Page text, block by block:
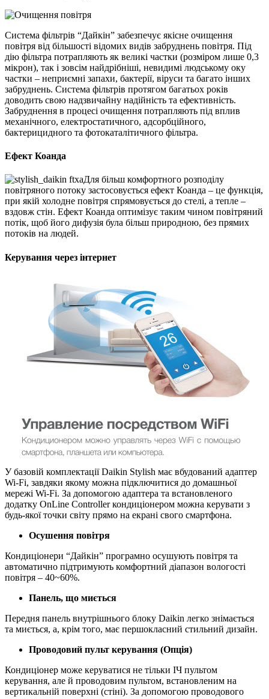
Система фільтрів “Дайкін” забезпечує якісне очищення
повітря від більшості відомих видів забруднень повітря. Під
дію фільтра потрапляють як великі частки (розміром лише 0,3
мікрон), так і зовсім найдрібніші, невидимі людському оку
частки – неприємні запахи, бактерії, віруси та багато інших
забруднень. Система фільтрів протягом багатьох років
доводить свою надзвичайну надійність та ефективність.
Забруднення в процесі очищення потрапляють під вплив
механічного, електростатичного, адсорбційного,
бактерицидного та фотокаталітичного фільтра.
Ефект Коанда
Для більш комфортного розподілу
повітряного потоку застосовується ефект Коанда – це функція,
при якій холодне повітря спрямовується до стелі, а тепле –
вздовж стін. Ефект Коанда оптимізує таким чином повітряний
потік, щоб його дифузія була більш природною, без прямих
потоків на людей.
Керування через інтернет
У базовій комплектації Daikin Stylish має вбудований адаптер
Wi-Fi, завдяки якому можна підключитися до домашньої
мережі Wi-Fi. За допомогою адаптера та встановленого
додатку OnLine Controller кондиціонером можна керувати з
будь-якої точки світу прямо на екрані свого смартфона.
Осушення повітря
Кондиціонери “Дайкін” програмно осушують повітря та
автоматично підтримують комфортний діапазон вологості
повітря – 40~60%.
Панель, що миється
Передня панель внутрішнього блоку Daikin легко знімається
та миється, а, крім того, має першокласний стильний дизайн.
Проводовий пульт керування (Опція)
Кондиціонер може керуватися не тільки ІЧ пультом
керування, але й проводовим пультом, встановленим на
вертикальній поверхні (стіні). За допомогою проводового